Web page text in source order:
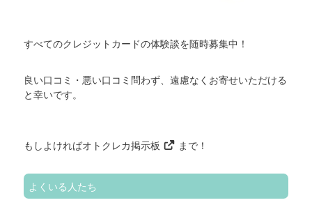
すべてのクレジットカードの体験談を随時募集中！
良い口コミ・悪い口コミ問わず、遠慮なくお寄せいただける
と幸いです。
もしよければオトクレカ掲示板 まで！
よくいる人たち